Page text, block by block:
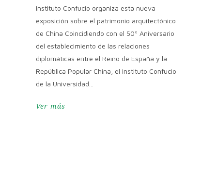
Instituto Confucio organiza esta nueva
exposición sobre el patrimonio arquitectónico
de China Coincidiendo con el 50º Aniversario
del establecimiento de las relaciones
diplomáticas entre el Reino de España y la
República Popular China, el Instituto Confucio
de la Universidad
Ver más